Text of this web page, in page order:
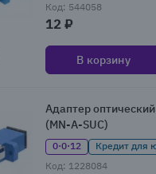
Код: 544058
12 ₽
В корзину
Адаптер
(MN-A-SUC)
0·0·12
Кредит для
Код: 1228084